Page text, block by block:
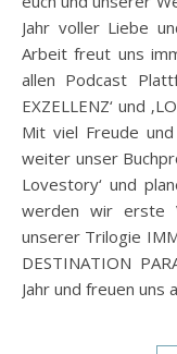
Jahr voller Liebe
Arbeit freut uns
allen Podcast
EXZELLENZ‘ und
Mit viel Freude
weiter unser
Lovestory‘ und
werden wir erste
unserer Trilogie
DESTINATION
Jahr und freuen uns